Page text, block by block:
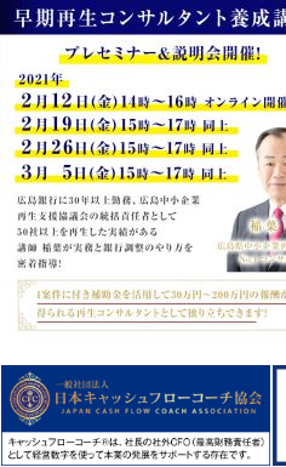
© Copyright ビズサポート｜広島